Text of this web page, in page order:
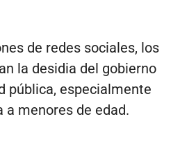
de redes sociales, los
la desidia del gobierno
pública, especialmente
a menores de edad.